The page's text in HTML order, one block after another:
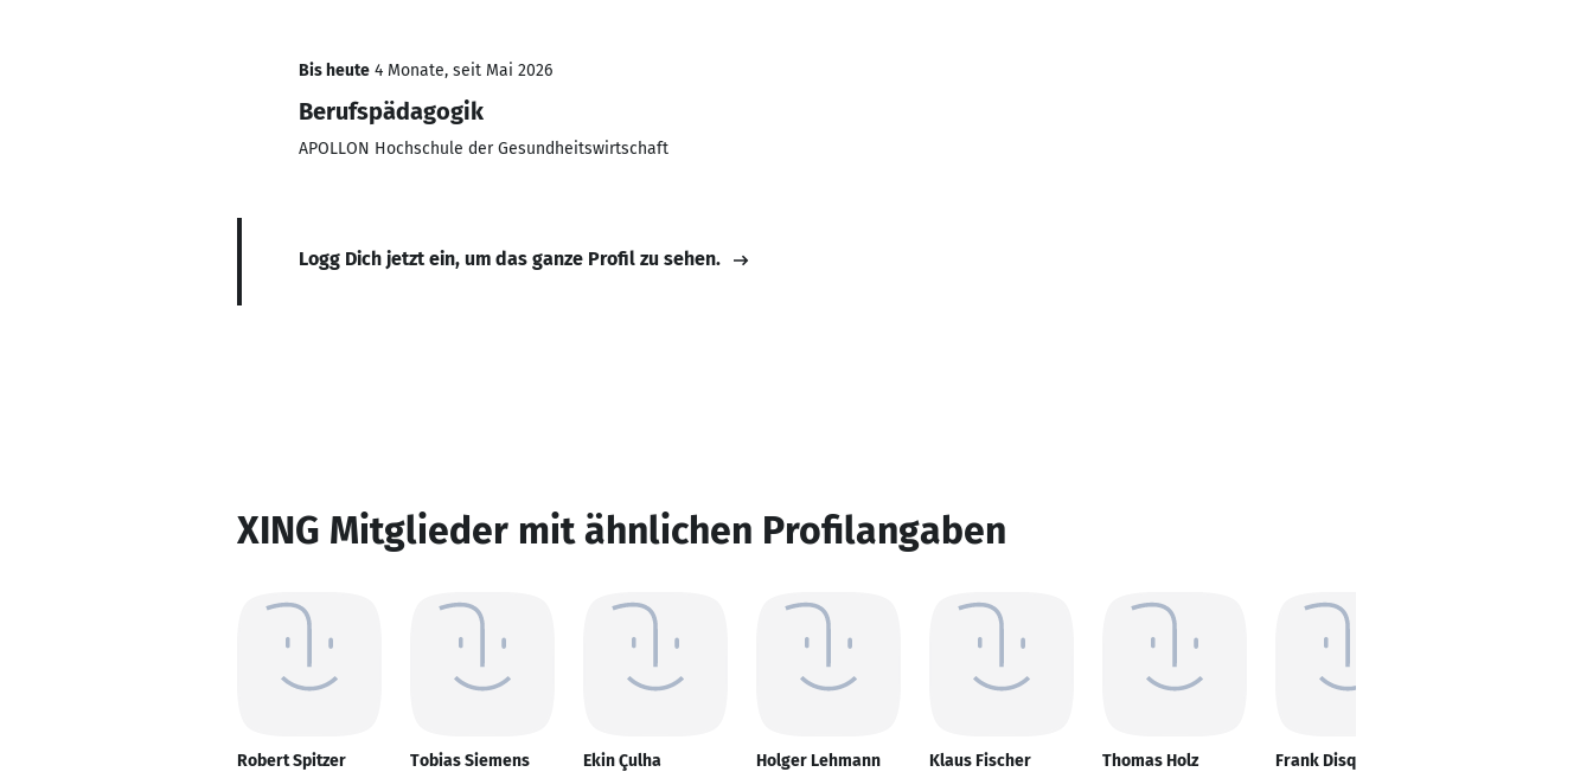
Bis heute 4 Monate, seit Mai 2026
Berufspädagogik
APOLLON Hochschule der Gesundheitswirtschaft
Logg Dich jetzt ein, um das ganze Profil zu sehen.
XING Mitglieder mit ähnlichen Profilangaben
Robert Spitzer Tobias Siemens Ekin Çulha Holger Lehmann Klaus Fischer Thomas Holz Frank Disque